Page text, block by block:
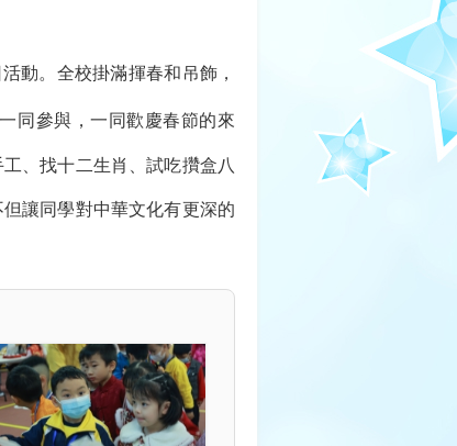
動。全校掛滿揮春和吊飾，
同參與，一同歡慶春節的來
、找十二生肖、試吃攢盒八
讓同學對中華文化有更深的